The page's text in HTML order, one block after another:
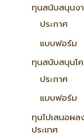
ทุนสนับสนุนง
ประกาศ
แบบฟอร์ม
ทุนสนับสนุนโ
ประกาศ
แบบฟอร์ม
ทุนไปเสนอผ
ประเทศ